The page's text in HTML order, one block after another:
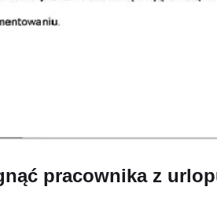
pracownika z